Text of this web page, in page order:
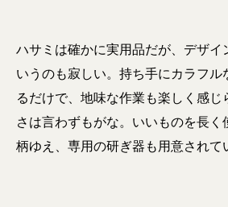
ハサミは確かに実用品だが、デザイ
いうのも寂しい。持ち手にカラフル
るだけで、地味な作業も楽しく感じ
さは言わずもがな。いいものを長く
柄ゆえ、専用の研ぎ器も用意されて